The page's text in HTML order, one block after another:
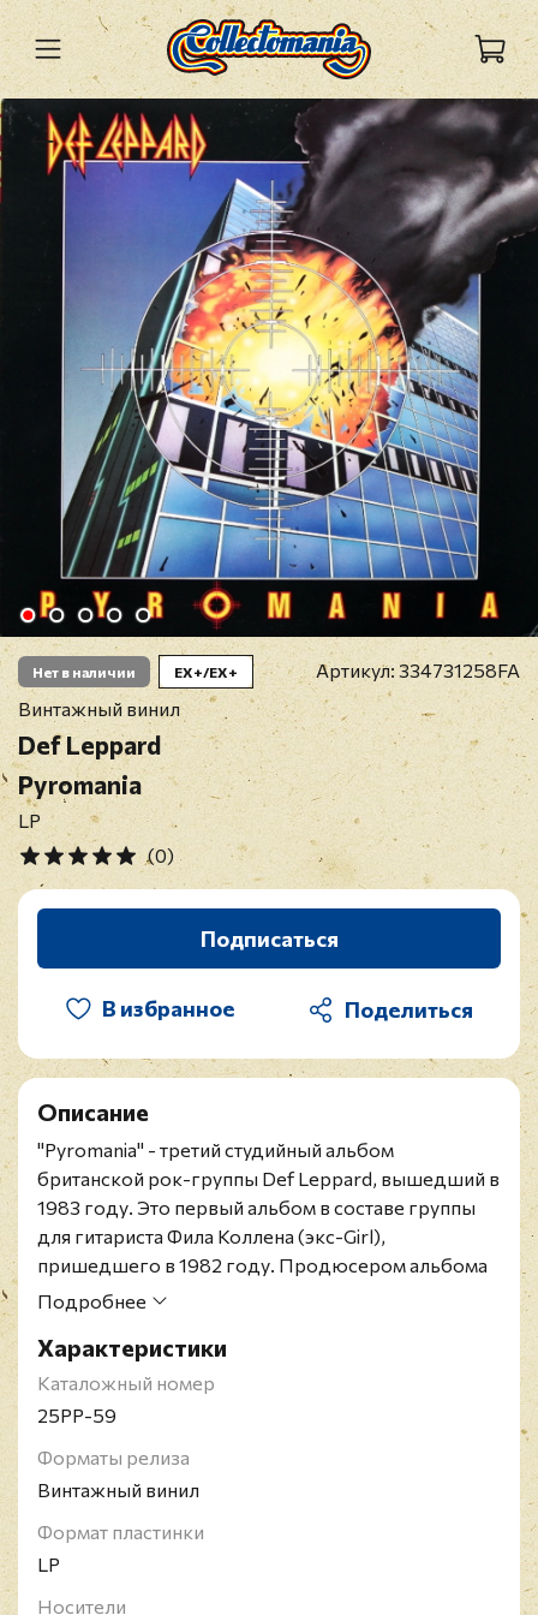
Нет в наличии EX+/EX+ Артикул: 334731258FA
Винтажный винил
Def Leppard
Pyromania
LP
(0)
Подписаться
В избранное
Описание
"Pyromania" - третий студийный альбом
британской рок-группы Def Leppard, вышедший в
1983 году. Это первый альбом в составе группы
для гитариста Фила Коллена (экс-Girl),
пришедшего в 1982 году. Продюсером альбома
вновь выступил Роберт Джон "Матт" Ланг,
гладкого звучания, вследствие чего группа
наконец пробилась на американский рынок.
Альбом достиг второго места в американском
Альбом продался количеством свыше 10
миллионов копий в США и получил статус
бриллиантового.
Оригинальное японское издание. Конверт и винил
Подробнее
Характеристики
Каталожный номер
25PP-59
Форматы релиза
Винтажный винил
Формат пластинки
LP
Носители